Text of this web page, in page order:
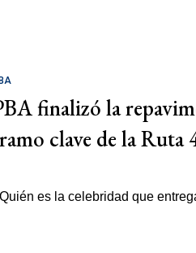
finalizó la
clave de la Ruta